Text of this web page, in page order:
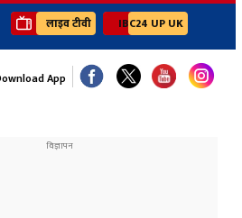
×
Youtube Channels
Ibc24 Jankarwan
लाइव टीवी IBC24 UP UK
App